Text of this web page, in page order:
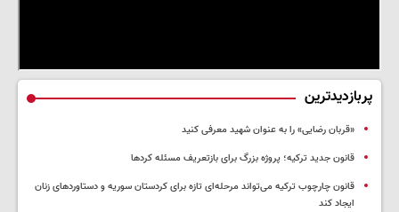
پربازدیدترین
«قربان رضایی» را به عنوان شهید معرفی کنید
قانون جدید ترکیه؛ پروژه بزرگ‌ برای بازتعریف مسئله کردها
قانون چارچوب ترکیه می‌تواند مرحله‌ای تازه برای کردستان سوریه و دستاوردهای زنان
ایجاد کند